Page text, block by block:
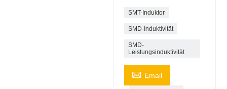
SMT-Induktor
SMD-Induktivität
SMD-
Leistungsinduktivität
 Email